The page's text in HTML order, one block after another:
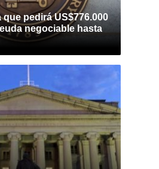
que pedirá US$776.000
negociable hasta